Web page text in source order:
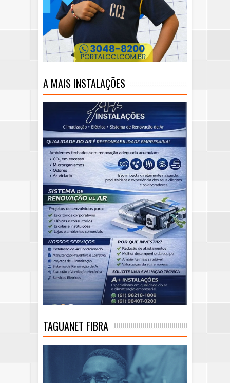
A MAIS INSTALAÇÕES
TAGUANET FIBRA